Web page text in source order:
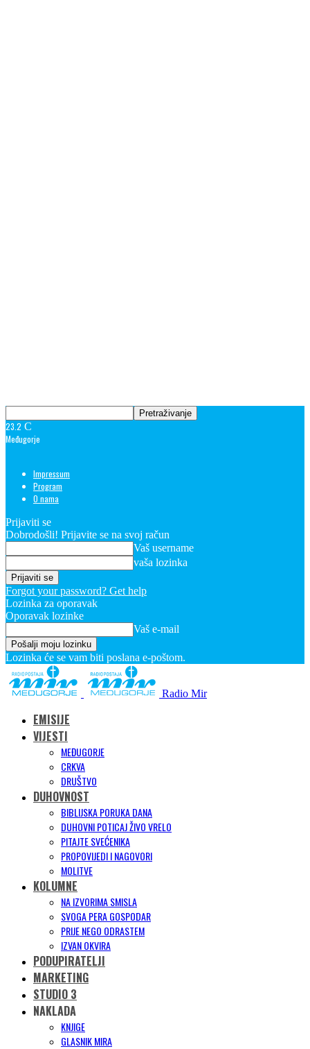
23.2 C
Međugorje
Impressum
Program
O nama
Prijaviti se
Dobrodošli! Prijavite se na svoj račun
Vaš username
vaša lozinka
Forgot your password? Get help
Lozinka za oporavak
Oporavak lozinke
Vaš e-mail
Lozinka će se vam biti poslana e-poštom.
Radio Mir
EMISIJE
VIJESTI
MEĐUGORJE
CRKVA
DRUŠTVO
DUHOVNOST
BIBLIJSKA PORUKA DANA
DUHOVNI POTICAJ ŽIVO VRELO
PITAJTE SVEĆENIKA
PROPOVIJEDI I NAGOVORI
MOLITVE
KOLUMNE
NA IZVORIMA SMISLA
SVOGA PERA GOSPODAR
PRIJE NEGO ODRASTEM
IZVAN OKVIRA
PODUPIRATELJI
MARKETING
STUDIO 3
NAKLADA
KNJIGE
GLASNIK MIRA